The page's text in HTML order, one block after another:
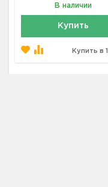
В наличии
Купить
Купить в